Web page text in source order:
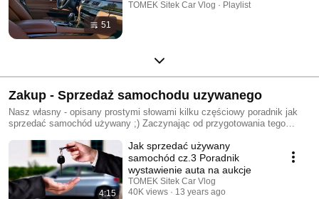
51
TOMEK Sitek Car Vlog · Playlist
Zakup - Sprzedaż samochodu uzywanego
Nasz własny - opisany prostymi słowami kilku częściowy poradnik jak
sprzedać samochód używany ;) Zaczynając od przygotowania tego
sprzedaż. Oraz nie co dłuższy ogólny poradnik Zakup kontrolowany
samochodu używanego, oraz kilka przykładów na konkretnych modelach
aut ;)
4:15
Jak sprzedać używany
samochód cz.3 Poradnik
wystawienie auta na aukcje
TOMEK Sitek Car Vlog
40K views
13 years ago